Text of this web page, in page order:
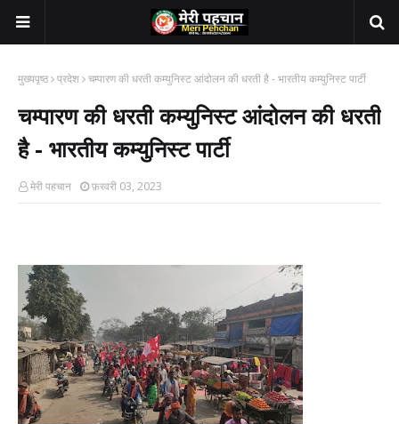
मुख्यपृष्ठ प्रदेश चम्पारण की धरती कम्युनिस्ट आंदोलन की धरती है - भारतीय कम्युनिस्ट पार्टी
चम्पारण की धरती कम्युनिस्ट आंदोलन की धरती
है - भारतीय कम्युनिस्ट पार्टी
मेरी पहचान फ़रवरी 03, 2023